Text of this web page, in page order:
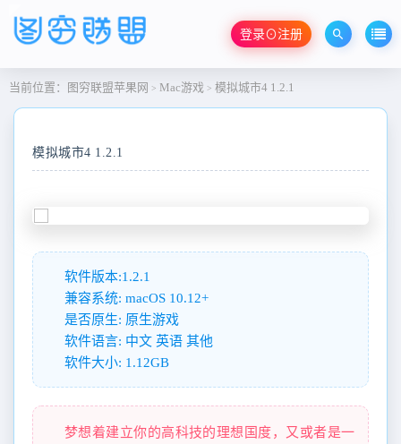
登录⊙注册
当前位置： 图穷联盟苹果网 > Mac游戏 > 模拟城市4 1.2.1
模拟城市4 1.2.1
软件版本:1.2.1
兼容系统: macOS 10.12+
是否原生: 原生游戏
软件语言: 中文 英语 其他
软件大小: 1.12GB
梦想着建立你的高科技的理想国度，又或者是一